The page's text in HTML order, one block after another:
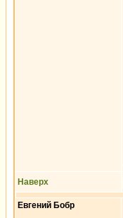
Наверх
Евгений Бобр